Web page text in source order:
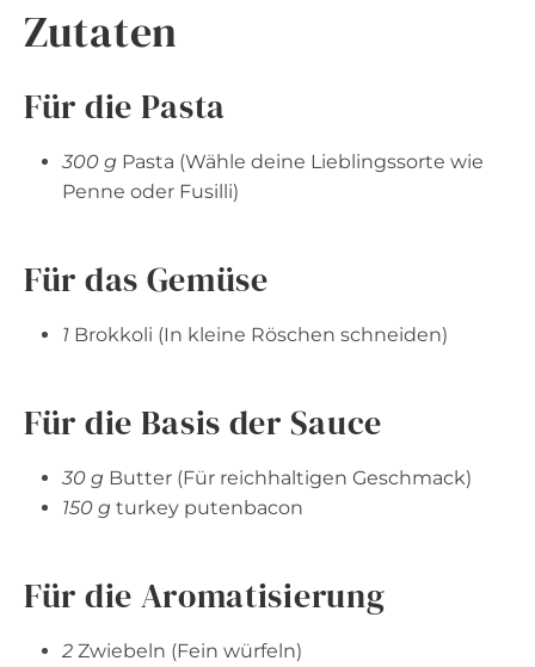
Zutaten
Für die Pasta
300 g Pasta (Wähle deine Lieblingssorte wie
Penne oder Fusilli)
Für das Gemüse
1 Brokkoli (In kleine Röschen schneiden)
Für die Basis der Sauce
30 g Butter (Für reichhaltigen Geschmack)
150 g turkey putenbacon
Für die Aromatisierung
2 Zwiebeln (Fein würfeln)